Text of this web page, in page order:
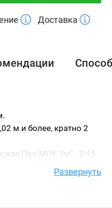
Доставка
м и более, кратно 2
Про МПК 3м" - 2,45
стального фундамента.
Развернуть